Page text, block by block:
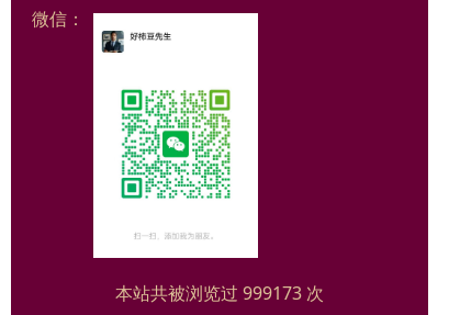
微信：
本站共被浏览过 999173 次